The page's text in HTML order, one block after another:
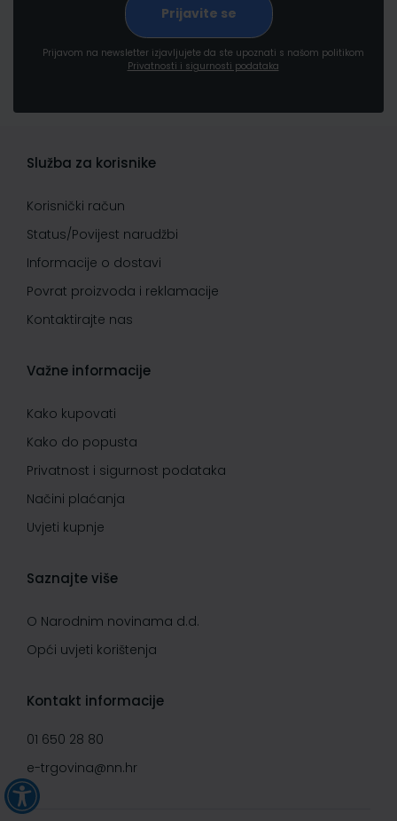
Prijavom na newsletter izjavljujete da ste upoznati s našom politikom
Privatnosti i sigurnosti podataka
Služba za korisnike
Korisnički račun
Status/Povijest narudžbi
Informacije o dostavi
Povrat proizvoda i reklamacije
Kontaktirajte nas
Važne informacije
Kako kupovati
Kako do popusta
Privatnost i sigurnost podataka
Načini plaćanja
Uvjeti kupnje
Saznajte više
O Narodnim novinama d.d.
Opći uvjeti korištenja
Kontakt informacije
01 650 28 80
e-trgovina@nn.hr